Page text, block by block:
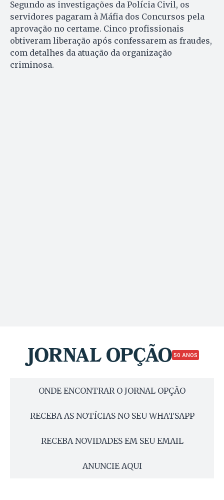
Segundo as investigações da Polícia Civil, os
servidores pagaram à Máfia dos Concursos pela
aprovação no certame. Cinco profissionais
obtiveram liberação após confessarem as fraudes,
com detalhes da atuação da organização
criminosa.
50 ANOS
ONDE ENCONTRAR O JORNAL OPÇÃO
RECEBA AS NOTÍCIAS NO SEU WHATSAPP
RECEBA NOVIDADES EM SEU EMAIL
ANUNCIE AQUI